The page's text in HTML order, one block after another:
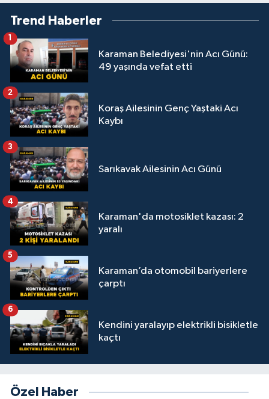
Trend Haberler
Karaman Belediyesi'nin Acı Günü:
49 yaşında vefat etti
Koraş Ailesinin Genç Yaştaki Acı
Kaybı
2
Sarıkavak Ailesinin Acı Günü
3
Karaman'da motosiklet kazası: 2
yaralı
4
Karaman’da otomobil bariyerlere
çarptı
5
Kendini yaralayıp elektrikli bisikletle
kaçtı
6
Özel Haber